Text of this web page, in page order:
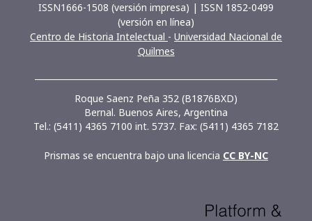
ISSN1666-1508 (versión impresa) | ISSN 1852-0499
(versión en línea)
Centro de Historia Intelectual - Universidad Nacional de
Quilmes
Roque Saenz Peña 352 (B1876BXD)
Bernal. Buenos Aires, Argentina
Tel.: (5411) 4365 7100 int. 5737. Fax: (5411) 4365 7182
Prismas se encuentra bajo una licencia CC BY-NC